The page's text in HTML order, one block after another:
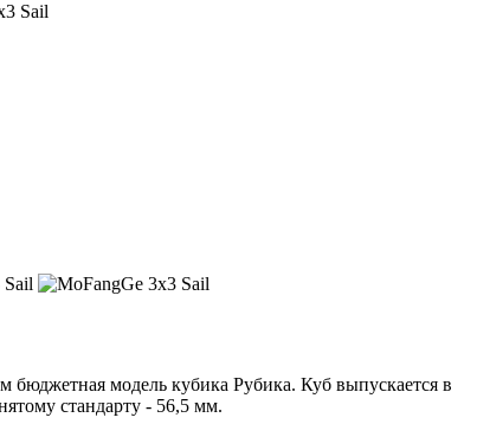
Sail
бюджетная модель кубика Рубика. Куб выпускается в
стандарту - 56,5 мм.